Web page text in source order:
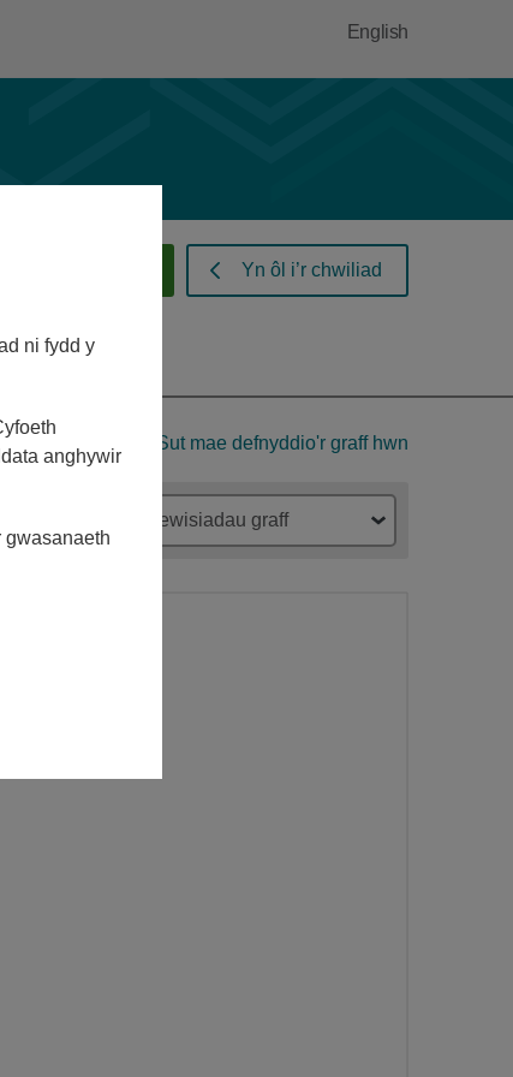
English
Yn ôl i’r chwiliad
Sut mae defnyddio'r graff hwn
Dewisiadau graff
ni fydd y
anghywir
gwasanaeth